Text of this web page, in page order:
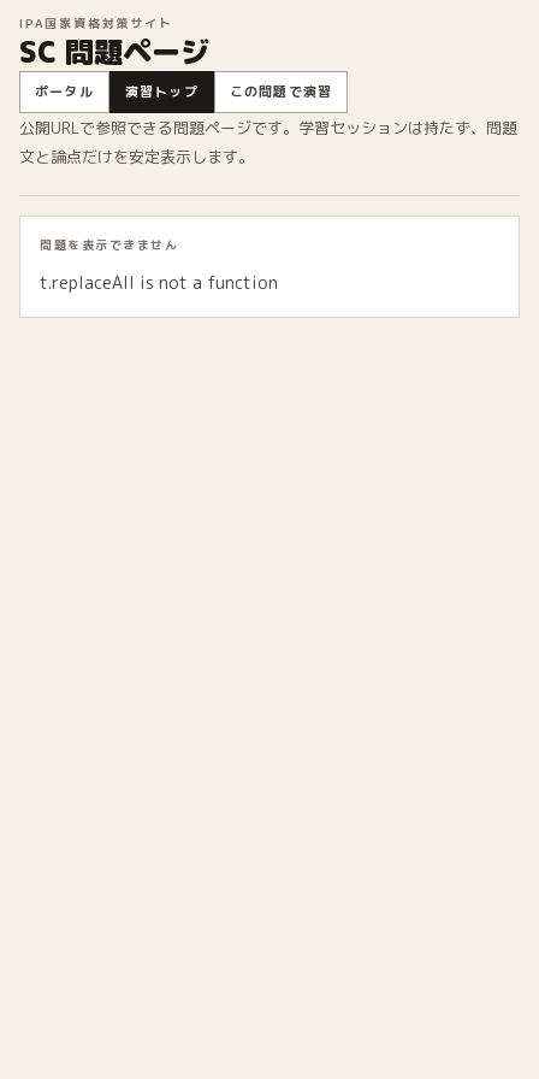
IPA国家資格対策サイト
SC 問題ページ
ポータル 演習トップ この問題で演習
公開URLで参照できる問題ページです。学習セッションは持たず、問題
文と論点だけを安定表示します。
問題を表示できません
t.replaceAll is not a function